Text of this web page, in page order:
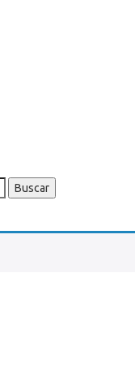
Buscar